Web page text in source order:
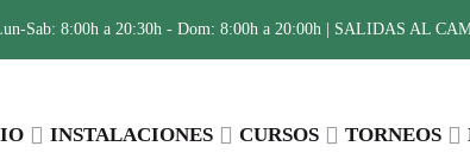
Sab: 8:00h a 20:30h - Dom: 8:00h a 20:00h | SALIDAS AL
INSTALACIONES CURSOS TORNEOS